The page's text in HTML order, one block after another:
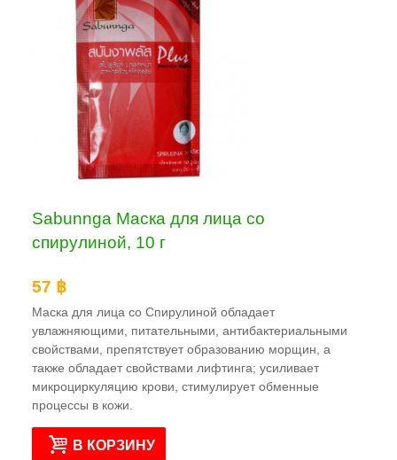
Sabunnga Маска для лица со
спирулиной, 10 г
57 ฿
Маска для лица со Спирулиной обладает
увлажняющими, питательными, антибактериальными
свойствами, препятствует образованию морщин, а
также обладает свойствами лифтинга; усиливает
микроциркуляцию крови, стимулирует обменные
процессы в кожи.
В КОРЗИНУ